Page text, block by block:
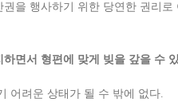
을 행사하기 위한 당연한 권리로
면서 형편에 맞게 빚을 갚을 수
어려운 상태가 될 수 밖에 없다.